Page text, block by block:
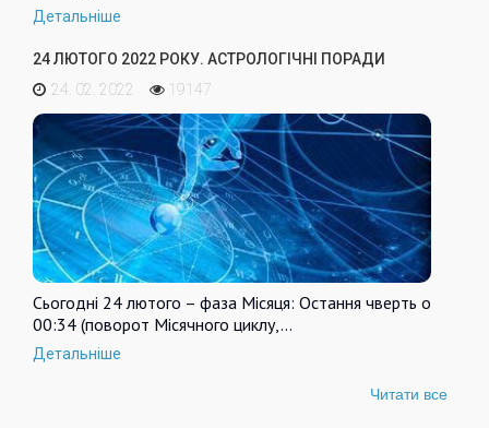
Детальніше
24 ЛЮТОГО 2022 РОКУ. АСТРОЛОГІЧНІ ПОРАДИ
24. 02. 2022
19147
Сьогодні 24 лютого – фаза Місяця: Остання чверть о
00:34 (поворот Місячного циклу,…
Детальніше
Читати все